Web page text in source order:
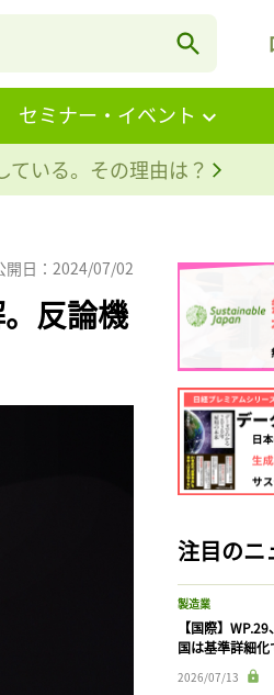
セミナー・イベント
いる。その理由は？
開日：2024/07/02
反論機
注目のニ
製造業
【国際】
国は基準詳細
2026/07/13